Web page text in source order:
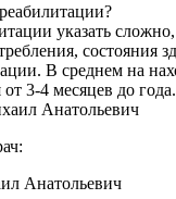
указать
состояния
В среднем на
от 3-4 месяцев до года.
Анатольевич